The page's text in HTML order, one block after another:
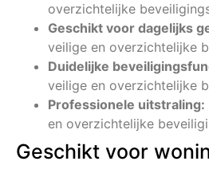
overzichtelijke
Geschikt voor dagelijks
veilige en overzichtelijke
Duidelijke
veilige en overzichtelijke
Professionele uitstraling:
en overzichtelijke
Geschikt voor